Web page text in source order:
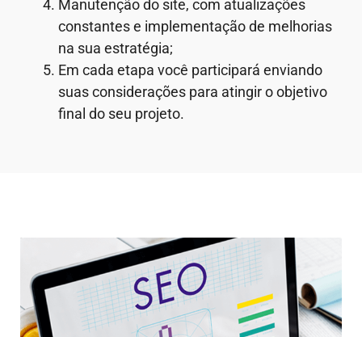
Manutenção do site, com atualizações
constantes e implementação de melhorias
na sua estratégia;
Em cada etapa você participará enviando
suas considerações para atingir o objetivo
final do seu projeto.